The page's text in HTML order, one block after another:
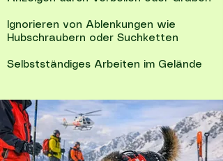
Ignorieren von Ablenkungen wie
Hubschraubern oder Suchketten
Selbstständiges Arbeiten im Gelände